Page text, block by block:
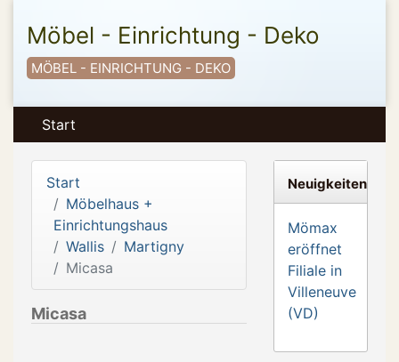
Möbel - Einrichtung - Deko
MÖBEL - EINRICHTUNG - DEKO
Start
Start
Möbelhaus +
Einrichtungshaus
Wallis
Martigny
Micasa
Micasa
Neuigkeiten
Mömax
eröffnet
Filiale in
Villeneuve
(VD)